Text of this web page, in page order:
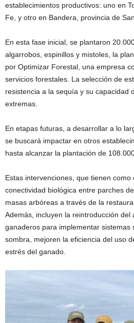
establecimientos productivos: uno en
Fe, y otro en Bandera, provincia de
En esta fase inicial, se plantaron
algarrobos, espinillos y mistoles, la
por Optimizar Forestal, una empresa
servicios forestales. La selección de
resistencia a la sequía y su capacidad
extremas.
En etapas futuras, a desarrollar a lo
se buscará impactar en otros
hasta alcanzar la plantación de
Estas intervenciones, que tienen como
conectividad biológica entre parches
masas arbóreas a través de la
Además, incluyen la reintroducción del
ganaderos para implementar sistemas
sombra, mejoren la eficiencia del uso
estrés del ganado.